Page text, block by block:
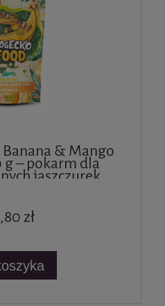
Banana & Mango
g – pokarm dla
jaszczurek
zł